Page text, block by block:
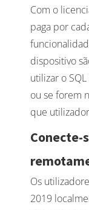
Com o
paga por
dispositivo
utilizar o
ou se forem
que
Conecte-
Os
2019